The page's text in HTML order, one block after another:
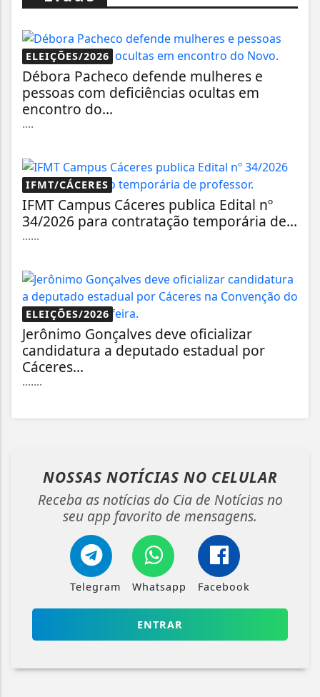
ELEIÇÕES/2026
Débora Pacheco defende mulheres e
pessoas com deficiências ocultas em
encontro do...
....
IFMT/CÁCERES
IFMT Campus Cáceres publica Edital nº
34/2026 para contratação temporária de...
......
ELEIÇÕES/2026
Jerônimo Gonçalves deve oficializar
candidatura a deputado estadual por
Cáceres...
.......
NOSSAS NOTÍCIAS NO CELULAR
Receba as notícias do Cia de Notícias no
seu app favorito de mensagens.
Telegram Whatsapp Facebook
ENTRAR